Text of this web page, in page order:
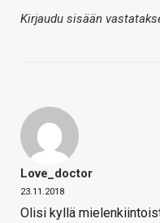
Kirjaudu sisään
Love_doctor
23.11.2018
Olisi kyllä